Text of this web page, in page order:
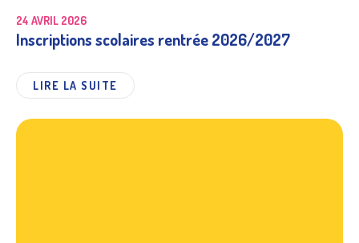
24 AVRIL 2026
Inscriptions scolaires rentrée 2026/2027
LIRE LA SUITE